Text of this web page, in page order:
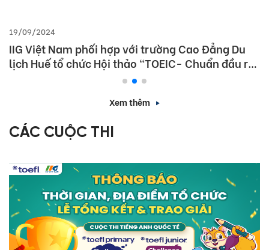
19/09/2024
IIG Việt Nam phối hợp với trường Cao Đẳng Du
lịch Huế tổ chức Hội thảo “TOEIC- Chuẩn đầu ra
tiếng Anh- Bí Quyết chinh phục nhà tuyển dụng”
Xem thêm
CÁC CUỘC THI